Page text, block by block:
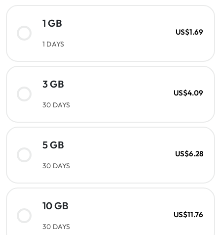
1 GB
1 DAYS
US$1.69
3 GB
30 DAYS
US$4.09
5 GB
30 DAYS
US$6.28
10 GB
30 DAYS
US$11.76